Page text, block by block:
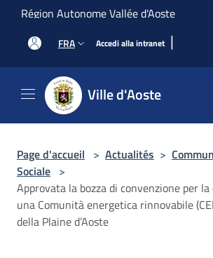
Salta al contenuto principale
Région Autonome Vallée d'Aoste
FRA Accedi alla intranet |
Ville d'Aoste
Page d'accueil > Actualités >
Sociale >
Approvata la bozza di convenzione per
una Comunità energetica rinnovabile
della Plaine d’Aoste